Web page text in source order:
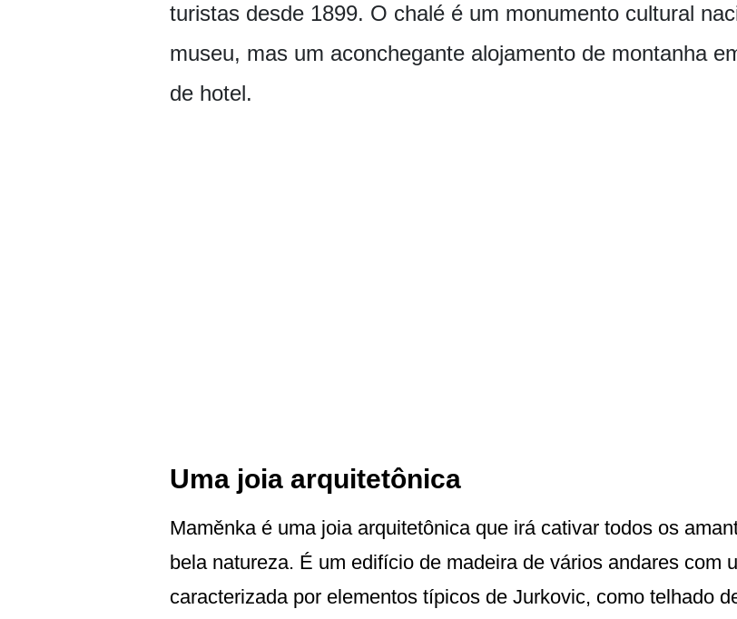
turistas desde 1899. O chalé é um monumento cultural
museu, mas um aconchegante alojamento de montanha
de hotel.
Uma joia arquitetônica
Maměnka é uma joia arquitetônica que irá cativar todos os
bela natureza. É um edifício de madeira de vários andares com
caracterizada por elementos típicos de Jurkovic, como telhado